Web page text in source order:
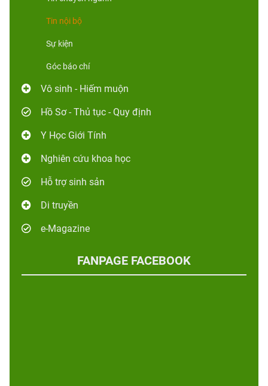
Tin nội bộ
Sự kiện
Góc báo chí
Vô sinh - Hiếm muộn
Hồ Sơ - Thủ tục - Quy định
Y Học Giới Tính
Nghiên cứu khoa học
Hỗ trợ sinh sản
Di truyền
e-Magazine
FANPAGE FACEBOOK